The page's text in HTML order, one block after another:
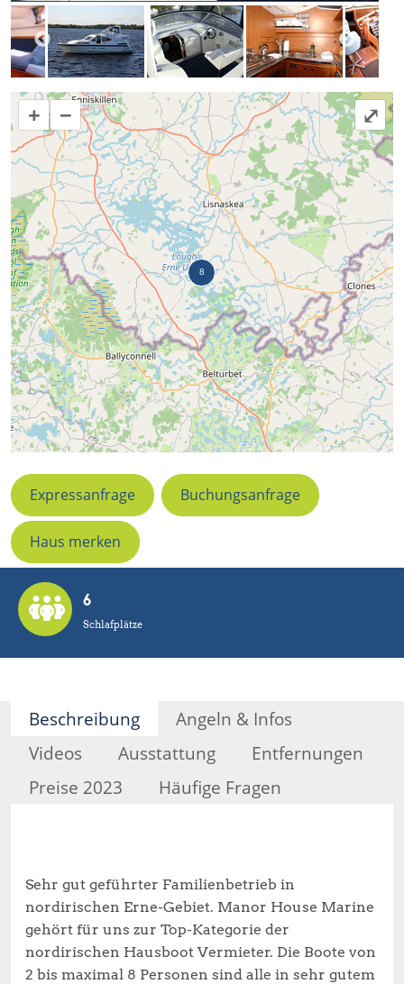
⤢
+ −
Expressanfrage Buchungsanfrage
Haus merken
6
Schlafplätze
Beschreibung
Angeln & Infos
Videos
Ausstattung
Entfernungen
Preise 2023
Häufige Fragen
Sehr gut geführter Familienbetrieb in
nordirischen Erne-Gebiet. Manor House Marine
gehört für uns zur Top-Kategorie der
nordirischen Hausboot Vermieter. Die Boote von
2 bis maximal 8 Personen sind alle in sehr gutem